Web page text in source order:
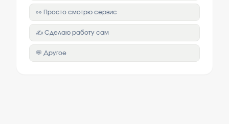
👀 Просто смотрю сервис
✍️ Сделаю работу сам
💬 Другое